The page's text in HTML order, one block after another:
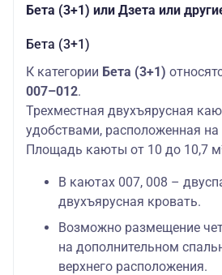
Бета (3+1) или Дзета или
Бета (3+1)
К категории Бета (3+1)
007–012.
Трехместная двухъярусная
удобствами, расположенная
Площадь каюты от 10 до 10,7
В каютах 007, 008 –
двухъярусная кровать.
Возможно размещение
на дополнительном
верхнего расположения.